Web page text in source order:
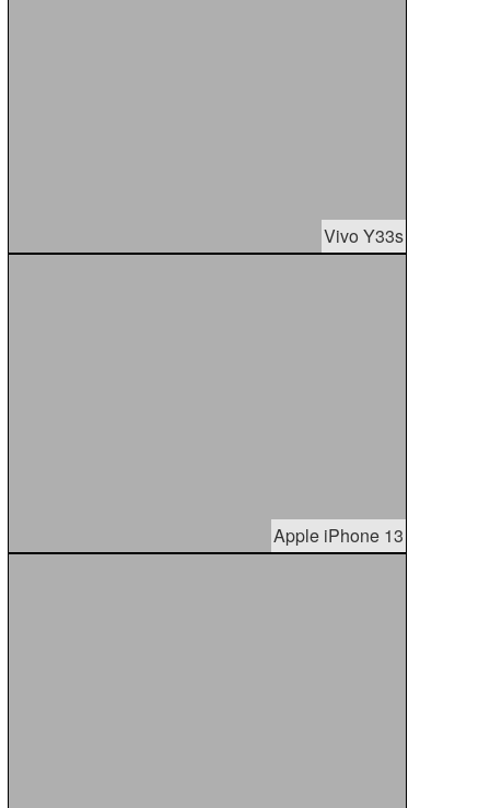
Vivo Y33s
Apple iPhone 13